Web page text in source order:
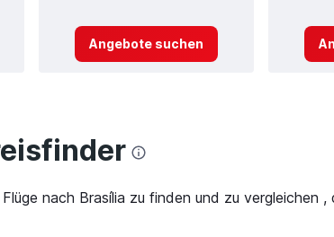
Angebote suchen
nach Brasília zu finden und zu vergleichen